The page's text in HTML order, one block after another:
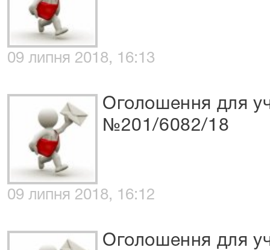
09 липня 2018, 16:13
Оголошення для
№201/6082/18
09 липня 2018, 16:12
Оголошення для